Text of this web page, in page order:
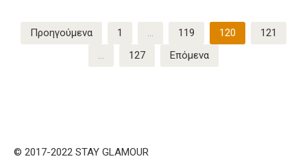
Σελιδοποίηση
άρθρων
Προηγούμενα 1 … 119 120
121
…
127 Επόμενα
© 2017-2022 STAY GLAMOUR